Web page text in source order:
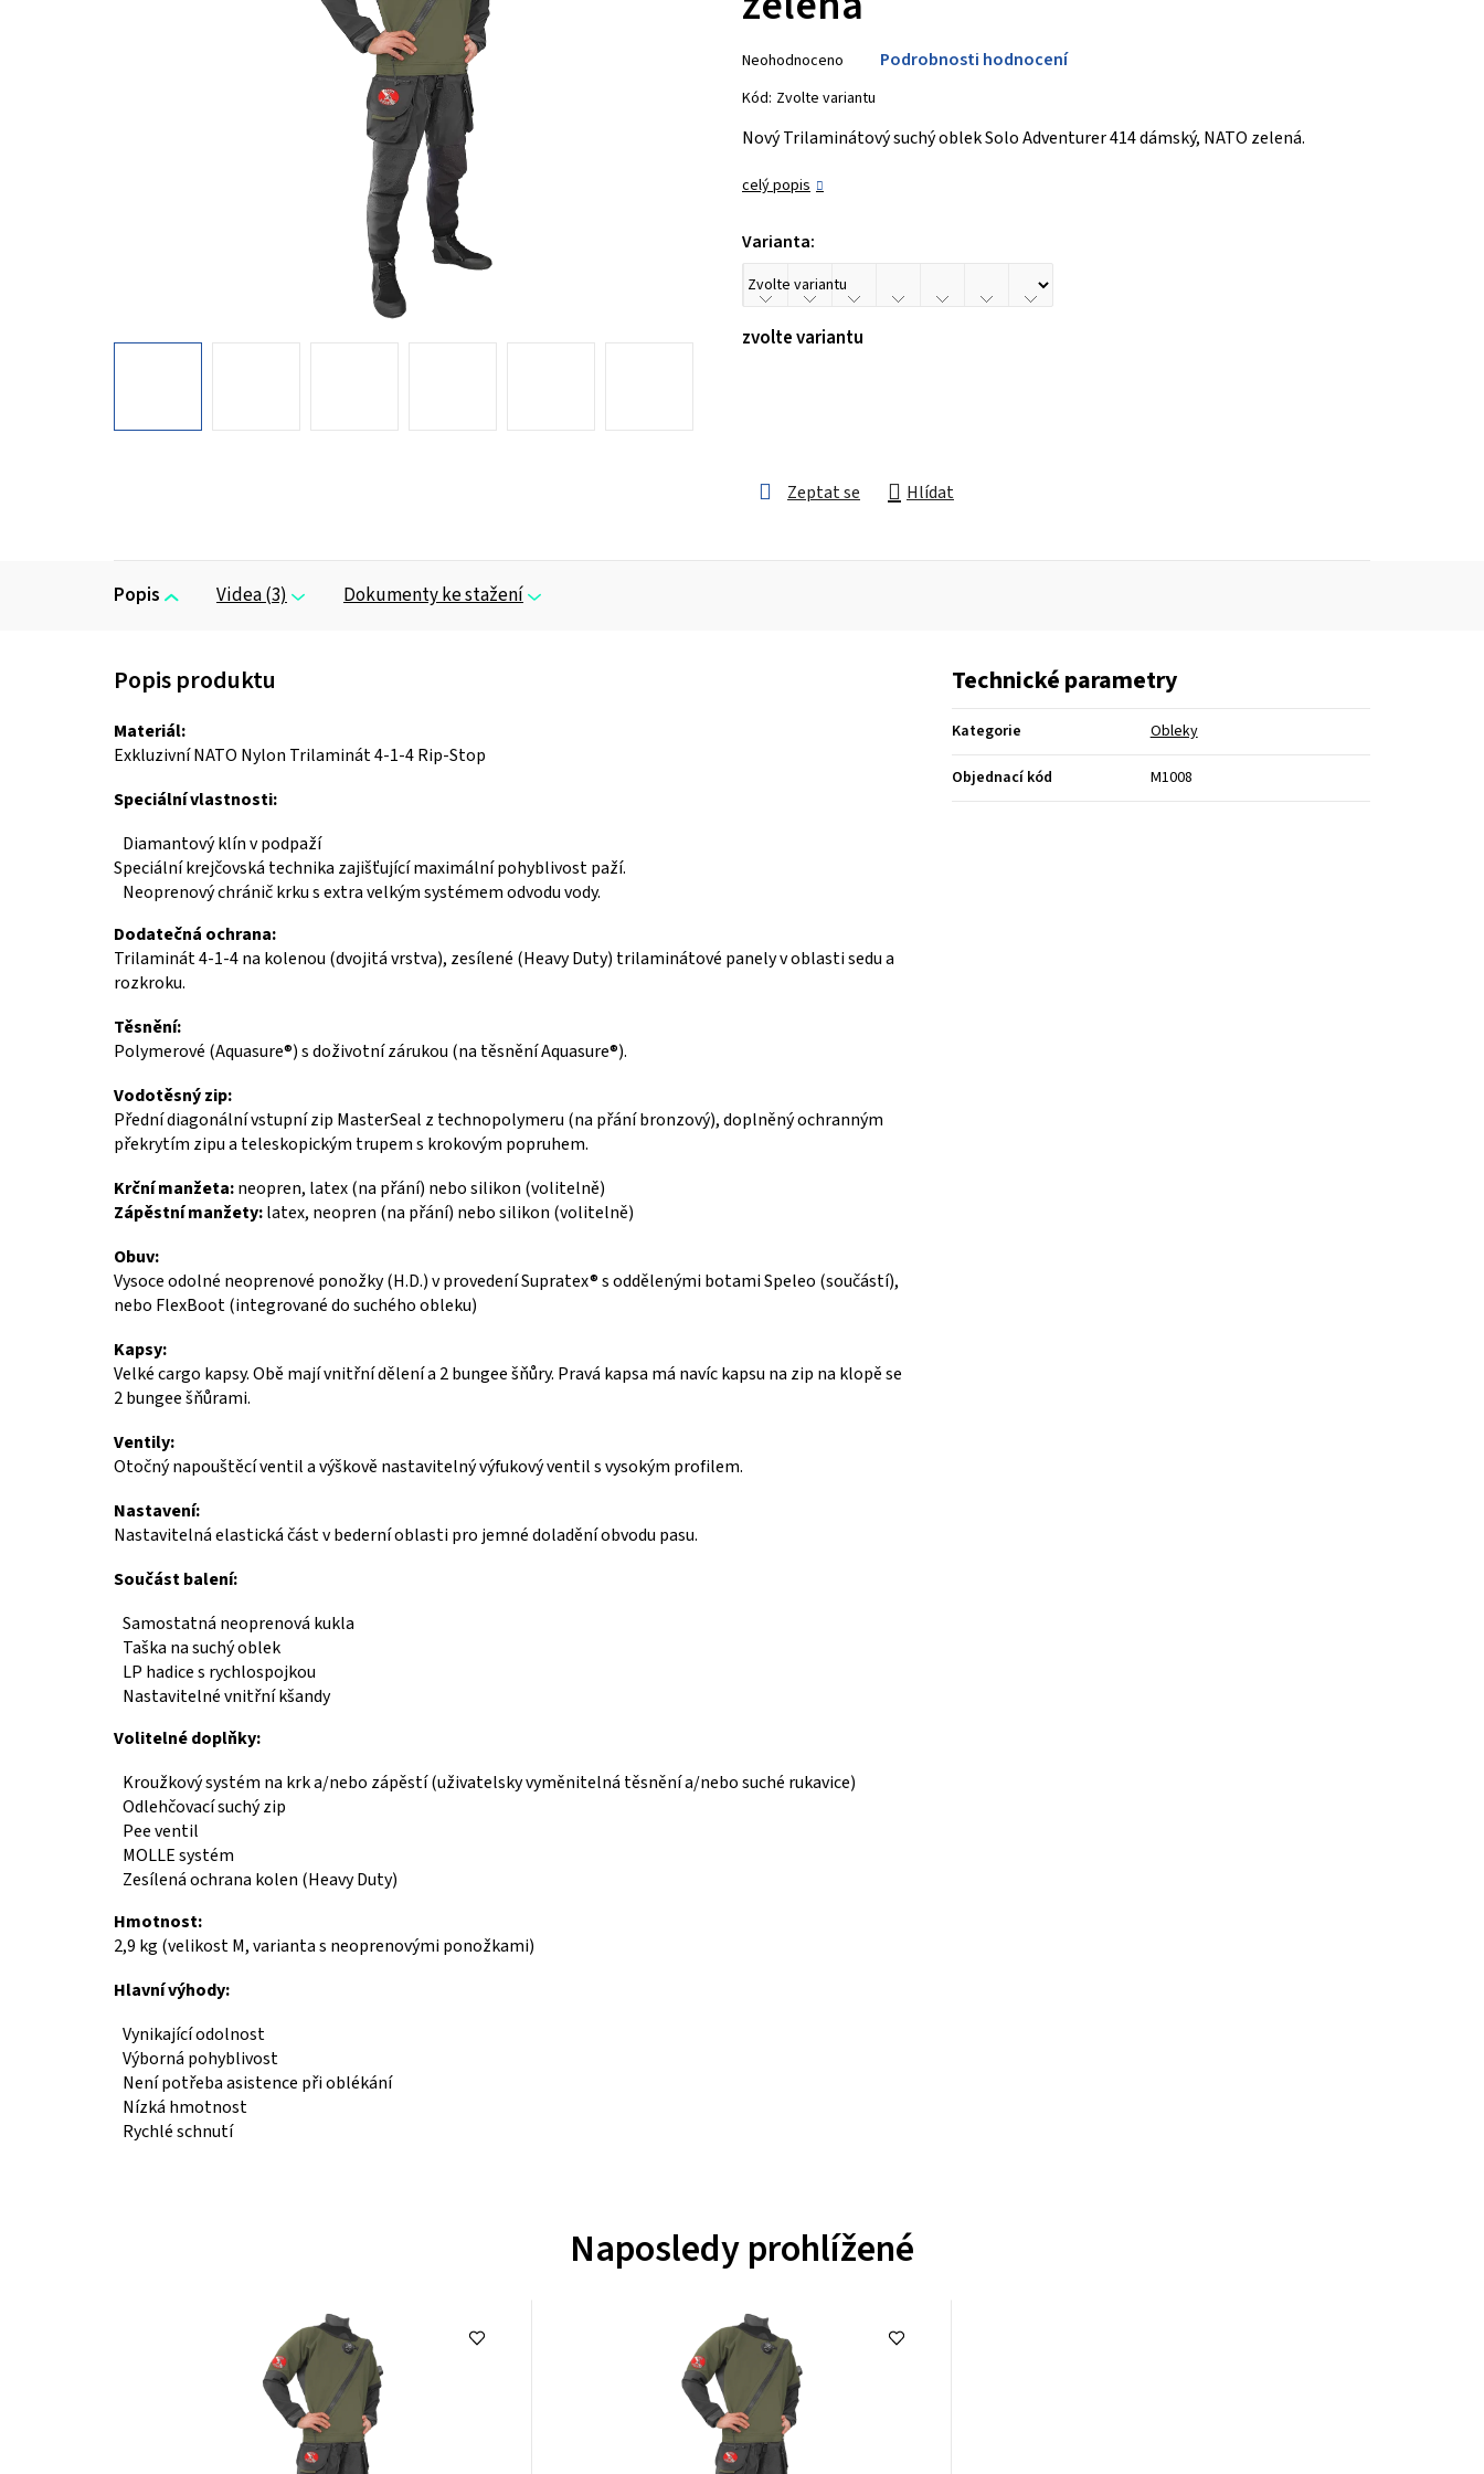
hodnocení
produktu
0,0
hvězdiček.
Neohodnoceno Podrobnosti hodnocení
Kód: Zvolte variantu
Nový Trilaminátový suchý oblek Solo Adventurer 414 dámský, NATO zelená.
celý popis
Varianta:
zvolte variantu
Zeptat se Hlídat
Popis Dokumenty ke stažení
Videa (3)
Materiál:
Exkluzivní NATO Nylon Trilaminát 4-1-4 Rip-Stop
Speciální vlastnosti:
Diamantový klín v podpaží
Speciální krejčovská technika zajišťující maximální pohyblivost paží.
Neoprenový chránič krku s extra velkým systémem odvodu vody.
Dodatečná ochrana:
Trilaminát 4-1-4 na kolenou (dvojitá vrstva), zesílené (Heavy Duty) trilaminátové panely v oblasti sedu a
rozkroku.
Těsnění:
Polymerové (Aquasure®) s doživotní zárukou (na těsnění Aquasure®).
Vodotěsný zip:
Přední diagonální vstupní zip MasterSeal z technopolymeru (na přání bronzový), doplněný ochranným
překrytím zipu a teleskopickým trupem s krokovým popruhem.
Krční manžeta:neopren, latex (na přání) nebo silikon (volitelně)
Zápěstní manžety:latex, neopren (na přání) nebo silikon (volitelně)
Obuv:
Vysoce odolné neoprenové ponožky (H.D.) v provedení Supratex® s oddělenými botami Speleo (součástí),
nebo FlexBoot (integrované do suchého obleku)
Kapsy:
Velké cargo kapsy. Obě mají vnitřní dělení a 2 bungee šňůry. Pravá kapsa má navíc kapsu na zip na klopě se
2 bungee šňůrami.
Ventily:
Otočný napouštěcí ventil a výškově nastavitelný výfukový ventil s vysokým profilem.
Nastavení:
Nastavitelná elastická část v bederní oblasti pro jemné doladění obvodu pasu.
Součást balení:
Samostatná neoprenová kukla
Taška na suchý oblek
LP hadice s rychlospojkou
Nastavitelné vnitřní kšandy
Volitelné doplňky:
Kroužkový systém na krk a/nebo zápěstí (uživatelsky vyměnitelná těsnění a/nebo suché rukavice)
Odlehčovací suchý zip
Pee ventil
MOLLE systém
Zesílená ochrana kolen (Heavy Duty)
Hmotnost:
2,9 kg (velikost M, varianta s neoprenovými ponožkami)
Hlavní výhody:
Vynikající odolnost
Výborná pohyblivost
Není potřeba asistence při oblékání
Nízká hmotnost
Rychlé schnutí
Technické parametry
Kategorie Obleky
Objednací kód M1008
Naposledy prohlížené